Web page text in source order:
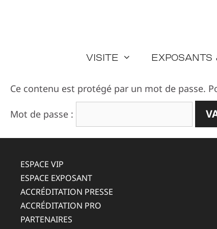
Visite
Ce contenu est protégé par un mot de passe.
Mot de passe :
ESPACE VIP
ESPACE EXPOSANT
ACCRÉDITATION PRESSE
ACCRÉDITATION PRO
PARTENAIRES